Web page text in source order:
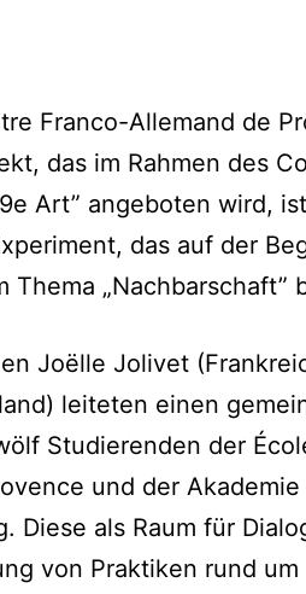
Franco-Allemand de
das im Rahmen des
Art” angeboten wird,
das auf der
Thema „Nachbarschaft”
Joëlle Jolivet
leiteten einen
Studierenden der
und der
Diese als Raum für
von Praktiken rund